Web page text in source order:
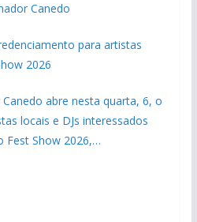
Canedo
para artistas
2026
abre nesta quarta, 6, o
locais e DJs interessados
Fest Show 2026,…